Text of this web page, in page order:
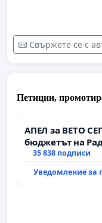
Свържете се с
Петиции,
АПЕЛ за ВЕТО
бюджетът на
парите и
35 838 подписи
Уведомление за